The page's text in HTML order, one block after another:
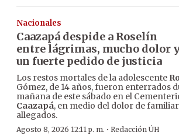
Nacionales
Caazapá despide a Roselín
entre lágrimas, mucho dolor
un fuerte pedido de justicia
Los restos mortales de la adolescente
Gómez, de 14 años, fueron enterrados
mañana de este sábado en el
Caazapá, en medio del dolor de
allegados.
Agosto 8, 2026 12:11 p. m. · Redacción ÚH